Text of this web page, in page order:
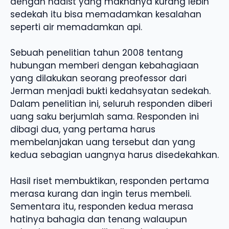
sedekah itu bisa memadamkan kesalahan
seperti air memadamkan api.
Sebuah penelitian tahun 2008 tentang
hubungan memberi dengan kebahagiaan
yang dilakukan seorang preofessor dari
Jerman menjadi bukti kedahsyatan sedekah.
Dalam penelitian ini, seluruh responden diberi
uang saku berjumlah sama. Responden ini
dibagi dua, yang pertama harus
membelanjakan uang tersebut dan yang
kedua sebagian uangnya harus disedekahkan.
Hasil riset membuktikan, responden pertama
merasa kurang dan ingin terus membeli.
Sementara itu, responden kedua merasa
hatinya bahagia dan tenang walaupun